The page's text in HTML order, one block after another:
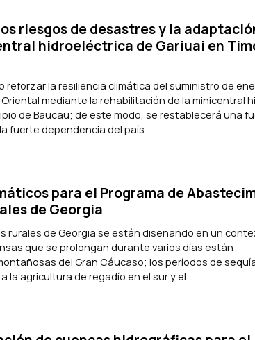
riesgos de desastres y la
hidroeléctrica de Gariuai en
reforzar la resiliencia climática del suministro de
mediante la rehabilitación de la minicentral
de Baucau; de este modo, se restablecerá una
fuerte dependencia del país...
para el Programa de
de Georgia
rurales de Georgia se están diseñando en un
que se prolongan durante varios días están
del Gran Cáucaso; los períodos de
agricultura de regadío en el sur y el...